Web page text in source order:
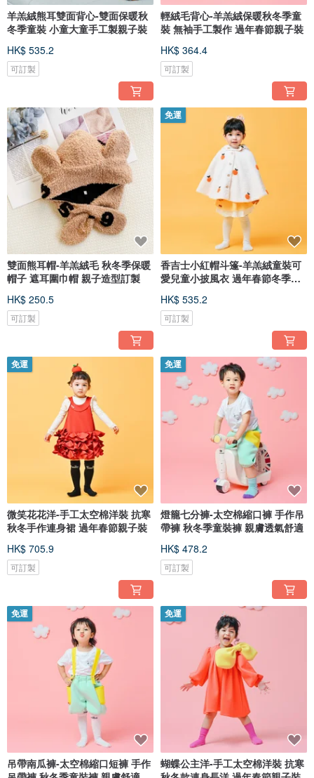
羊羔絨熊耳雙面背心-雙面保暖秋
冬季童裝 小童大童手工製親子裝
HK$ 535.2
可訂製
輕絨毛背心-羊羔絨保暖秋冬季童
裝 無袖手工製作 過年春節親子裝
HK$ 364.4
可訂製
雙面熊耳帽-羊羔絨毛 秋冬季保暖
帽子 遮耳圍巾帽 親子造型訂製
HK$ 250.5
可訂製
免運
香吉士小紅帽斗篷-羊羔絨童裝可
愛兒童小披風衣 過年春節冬季保
HK$ 535.2
可訂製
免運
微笑花花洋-手工太空棉洋裝 抗寒
秋冬手作連身裙 過年春節親子裝
HK$ 705.9
可訂製
免運
燈籠七分褲-太空棉縮口褲 手作吊
帶褲 秋冬季童裝褲 親膚透氣舒適
HK$ 478.2
可訂製
免運
吊帶南瓜褲-太空棉縮口短褲 手作
免運
蝴蝶公主洋-手工太空棉洋裝 抗寒